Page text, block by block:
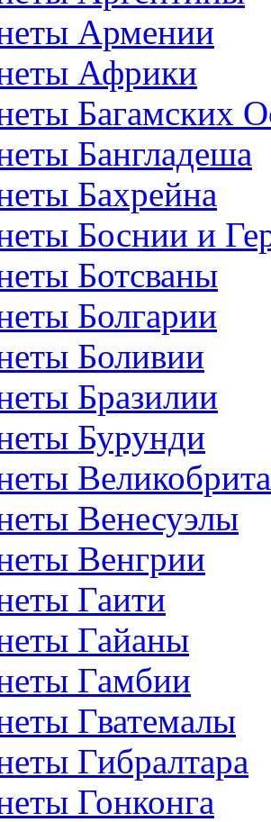
Армении
Африки
Багамских
Бангладеша
Бахрейна
Боснии и
Ботсваны
Болгарии
Боливии
Бразилии
Бурунди
Венесуэлы
Венгрии
Гаити
Гайаны
Гамбии
Гватемалы
Гибралтара
Гонконга